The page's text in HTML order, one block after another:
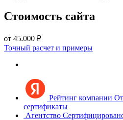
Стоимость сайта
от 45.000 ₽
Точный расчет и примеры
Рейтинг компании
сертификаты
Агентство